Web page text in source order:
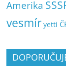
Amerika
vesmír yetti